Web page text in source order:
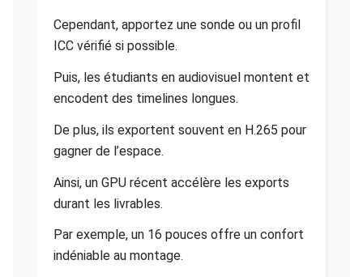
Cependant, apportez une sonde ou un profil
ICC vérifié si possible.
Puis, les étudiants en audiovisuel montent et
encodent des timelines longues.
De plus, ils exportent souvent en H.265 pour
gagner de l’espace.
Ainsi, un GPU récent accélère les exports
durant les livrables.
Par exemple, un 16 pouces offre un confort
indéniable au montage.